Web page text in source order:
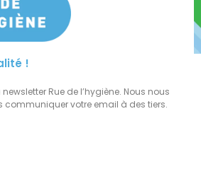
!
Rue de l’hygiène. Nous nous
votre email à des tiers.